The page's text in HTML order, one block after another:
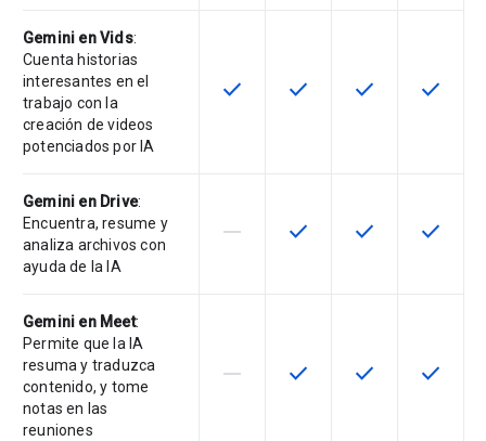
Gemini en Vids:
Cuenta historias
interesantes en el
trabajo con la
creación de videos
potenciados por IA
Esta función está disponible en
check Esta función está
check Esta función
check Esta
check
Gemini en Drive:
Encuentra, resume y
analiza archivos con
ayuda de la IA
Esta función no está disponible en
horizontal_rule Esta función está
check Esta función
check Esta
check
Gemini en Meet:
Permite que la IA
resuma y traduzca
contenido, y tome
notas en las
reuniones
Esta función no está disponible en
horizontal_rule Esta función está
check Esta función
check Esta
check